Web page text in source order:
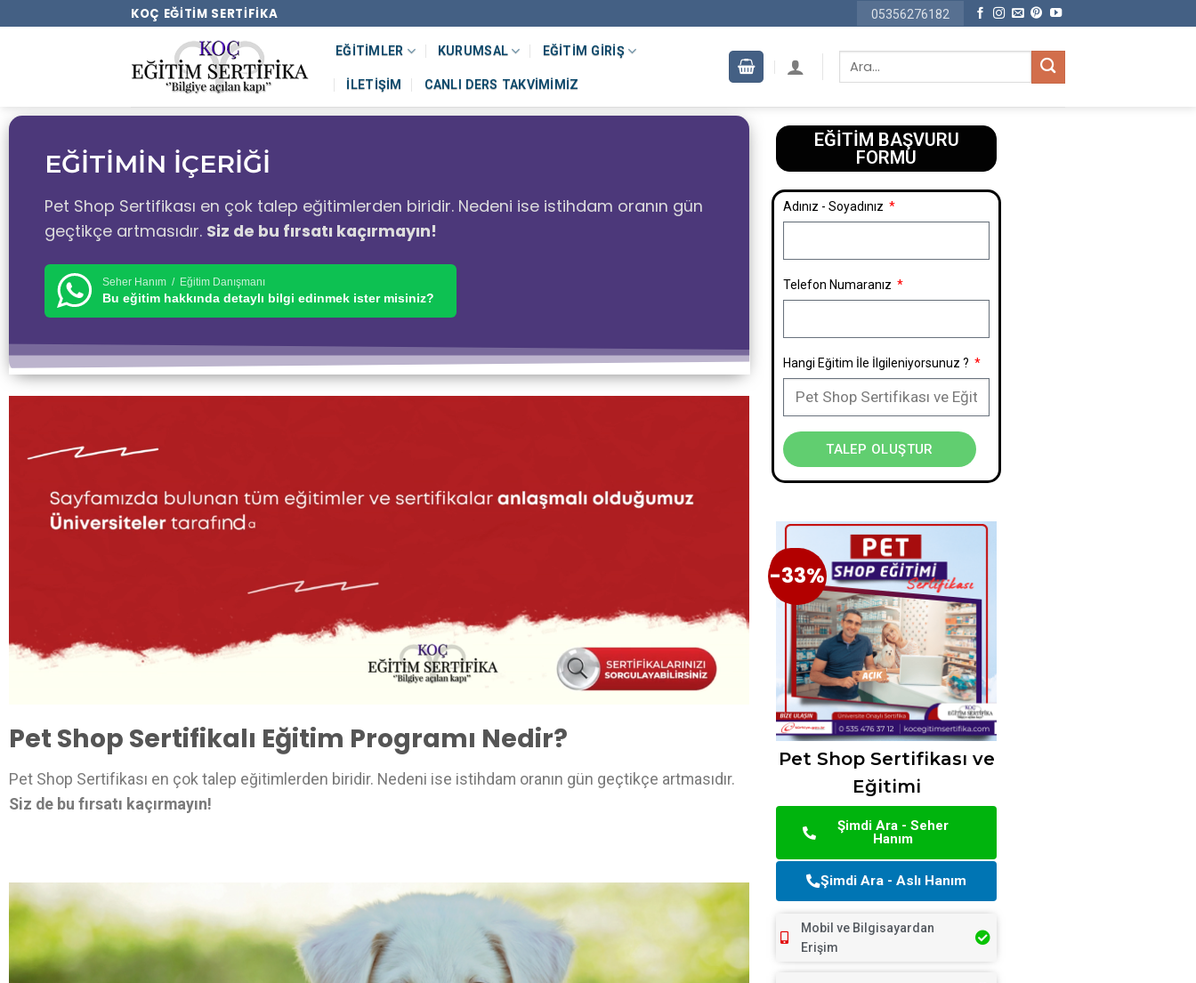
KOÇ EĞITIM SERTIFIKA 05356276182
EĞITIMLER KURUMSAL EĞITIM GIRIŞ
İLETIŞIM CANLI DERS TAKVIMIMIZ
EĞİTİMİN İÇERİĞİ
Pet Shop Sertifikası en çok talep eğitimlerden biridir. Nedeni ise istihdam oranın gün
geçtikçe artmasıdır. Siz de bu fırsatı kaçırmayın!
Seher Hanım / Eğitim Danışmanı
Bu eğitim hakkında detaylı bilgi edinmek ister misiniz?
Pet Shop Sertifikalı Eğitim Programı Nedir?
Pet Shop Sertifikası en çok talep eğitimlerden biridir. Nedeni ise istihdam oranın gün geçtikçe artmasıdır.
Siz de bu fırsatı kaçırmayın!
EĞİTİM BAŞVURU
FORMU​
Adınız - Soyadınız
Telefon Numaranız
Hangi Eğitim İle İlgileniyorsunuz ?
TALEP OLUŞTUR
-33%
-33%
Pet Shop Sertifikası ve
Eğitimi
Şimdi Ara - Seher
Hanım
Şimdi Ara - Aslı Hanım
Mobil ve Bilgisayardan
Erişim